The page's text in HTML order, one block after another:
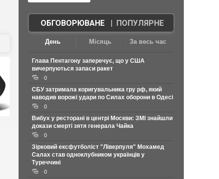
ОБГОВОРЮВАНЕ| ПОПУЛЯРНЕ
День Місяць За весь час
Глава Пентагону заперечує, що у США
вичерпуються запаси ракет
0
СБУ затримала коригувальника гру рф, який
наводив ворожі удари по Силах оборони в Одесі
0
Вибух у ресторані в центрі Москви: ЗМІ знайшли
докази смерті зятя генерала Чайка
0
Зірковий ексфутболіст "Ліверпуля" Мохамед
Салах став одноклубником українців у
Туреччині
0